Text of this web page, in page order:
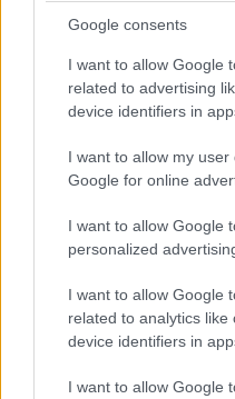
Google consents
I want to allow Google
related to advertising
device identifiers in
I want to allow my
Google for online
I want to allow Google
personalized
I want to allow Google
related to analytics like
device identifiers in
I want to allow Google
τις Σποράδες και τα
παροδικά αυξημένες
και κυρίως στα
απογευματινές ώρες
βράδυ. Στις υπόλοιπες
Η ορατότητα τις
Οι άνεμοι θα πνέουν
βορειοανατολικοί 4 με 5
τοπικά 6 μποφόρ. Στα